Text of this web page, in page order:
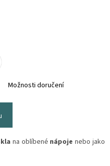
Možnosti doručení
na oblíbené nápoje nebo jako